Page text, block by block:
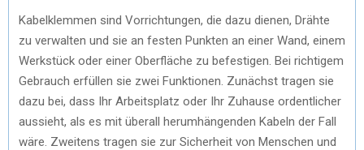
Kabelklemmen sind Vorrichtungen, die dazu dienen, Drähte
zu verwalten und sie an festen Punkten an einer Wand, einem
Werkstück oder einer Oberfläche zu befestigen. Bei richtigem
Gebrauch erfüllen sie zwei Funktionen. Zunächst tragen sie
dazu bei, dass Ihr Arbeitsplatz oder Ihr Zuhause ordentlicher
aussieht, als es mit überall herumhängenden Kabeln der Fall
wäre. Zweitens tragen sie zur Sicherheit von Menschen und